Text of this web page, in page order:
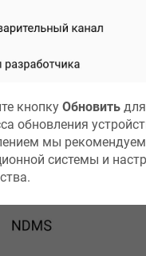
кнопку Обновить
обновления
мы
системы и